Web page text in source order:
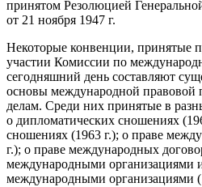
принятом Резолюцией
от 21 ноября 1947 г.
Некоторые конвенции, принятые
участии Комиссии по
сегодняшний день составляют
основы международной
делам. Среди них принятые в
о дипломатических сношениях
сношениях (1963 г.); о праве
г.); о праве международных
международными организациями
международными организациями